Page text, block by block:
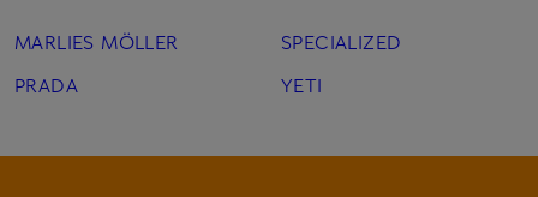
MARLIES MÖLLER
PRADA
SPECIALIZED
YETI